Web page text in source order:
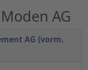
AG
AG (vorm.